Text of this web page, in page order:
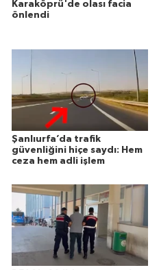
Karaköprü'de olası facia
önlendi
Şanlıurfa’da trafik
güvenliğini hiçe saydı: Hem
ceza hem adli işlem